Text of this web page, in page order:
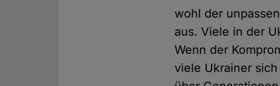
wohl der
aus. Viele in der
Wenn der
viele Ukrainer